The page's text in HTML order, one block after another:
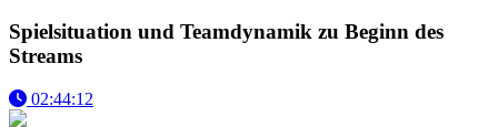
Spielsituation und Teamdynamik zu Beginn des
Streams
02:44:12